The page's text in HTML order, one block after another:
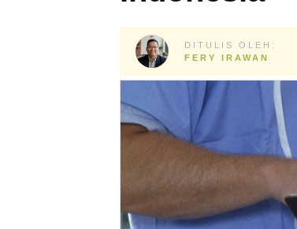
DITULIS OLEH:
FERY IRAWAN